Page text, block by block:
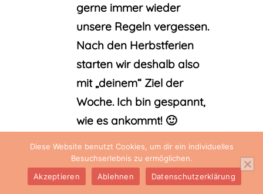
gerne immer wieder
unsere Regeln vergessen.
Nach den Herbstferien
starten wir deshalb also
mit „deinem“ Ziel der
Woche. Ich bin gespannt,
wie es ankommt! 🙂
Anika
Antworten
Diese Website benutzt Cookies, um dir ein individuelles
Besuchserlebnis zu ermöglichen.
Akzeptieren
Ablehnen Datenschutzerklärung